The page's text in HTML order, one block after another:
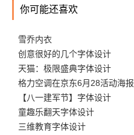
你可能还喜欢
雪乔内衣
创意很好的几个字体设计
天猫：极限盛典字体设计
格力空调在京东6月28活动海报
【八一建军节】字体设计
童趣乐翻天字体设计
三维教育字体设计